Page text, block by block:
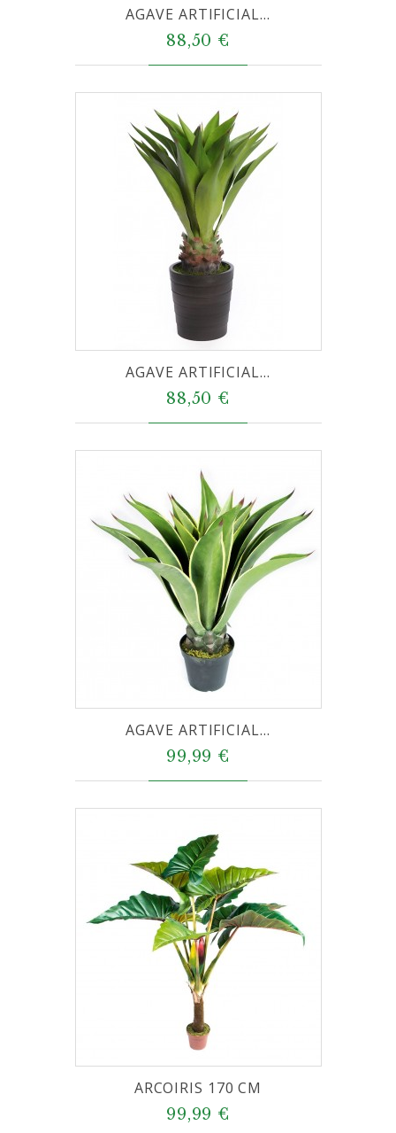
AGAVE ARTIFICIAL...
88,50 €
AGAVE ARTIFICIAL...
88,50 €
AGAVE ARTIFICIAL...
99,99 €
ARCOIRIS 170 CM
99,99 €